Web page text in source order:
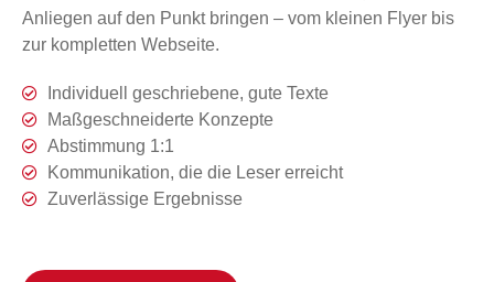
Anliegen auf den Punkt bringen – vom kleinen Flyer bis
zur kompletten Webseite.
Individuell geschriebene, gute Texte
Maßgeschneiderte Konzepte
Abstimmung 1:1
Kommunikation, die die Leser erreicht
Zuverlässige Ergebnisse